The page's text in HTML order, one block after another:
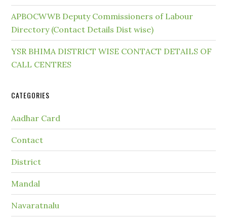
APBOCWWB Deputy Commissioners of Labour
Directory (Contact Details Dist wise)
YSR BHIMA DISTRICT WISE CONTACT DETAILS OF
CALL CENTRES
CATEGORIES
Aadhar Card
Contact
District
Mandal
Navaratnalu